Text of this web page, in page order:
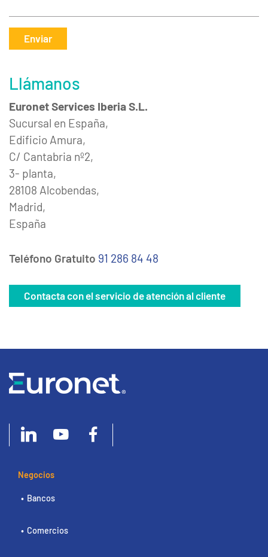
Enviar
Llámanos
Euronet Services Iberia S.L.
Sucursal en España,
Edificio Amura,
C/ Cantabria nº2,
3- planta,
28108 Alcobendas,
Madrid,
España
Teléfono Gratuito 91 286 84 48
Contacta con el servicio de atención al cliente
Negocios
Bancos
Comercios